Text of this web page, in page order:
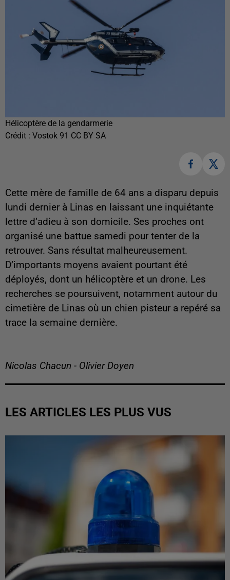
Hélicoptère de la gendarmerie
Crédit : Vostok 91 CC BY SA
Cette mère de famille de 64 ans a disparu depuis
lundi dernier à Linas en laissant une inquiétante
lettre d’adieu à son domicile. Ses proches ont
organisé une battue samedi pour tenter de la
retrouver. Sans résultat malheureusement.
D’importants moyens avaient pourtant été
déployés, dont un hélicoptère et un drone. Les
recherches se poursuivent, notamment autour du
cimetière de Linas où un chien pisteur a repéré sa
trace la semaine dernière.
Nicolas Chacun - Olivier Doyen
LES ARTICLES LES PLUS VUS